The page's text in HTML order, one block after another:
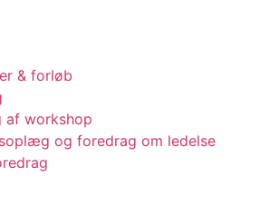
& forløb
af workshop
og foredrag om ledelse